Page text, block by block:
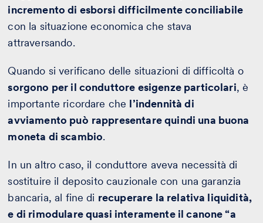
incremento di esborsi difficilmente conciliabile
con la situazione economica che stava
attraversando.
Quando si verificano delle situazioni di difficoltà o
sorgono per il conduttore esigenze particolari, è
importante ricordare che l’indennità di
avviamento può rappresentare quindi una buona
moneta di scambio.
In un altro caso, il conduttore aveva necessità di
sostituire il deposito cauzionale con una garanzia
bancaria, al fine di recuperare la relativa liquidità,
e di rimodulare quasi interamente il canone “a